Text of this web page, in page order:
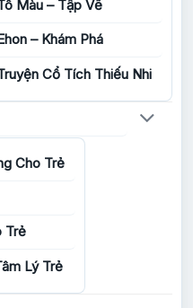
Màu – Tập Vẽ
– Khám Phá
Cổ Tích Thiếu Nhi
Cho Trẻ
Trẻ
Lý Trẻ